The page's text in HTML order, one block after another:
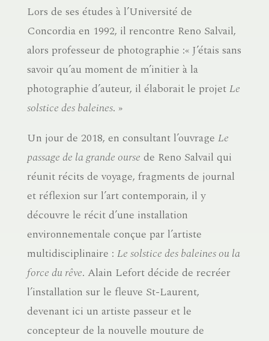
Lors de ses études à l’Université de
Concordia en 1992, il rencontre Reno Salvail,
alors professeur de photographie :« J’étais sans
savoir qu’au moment de m’initier à la
photographie d’auteur, il élaborait le projetLe
solstice des baleines. »
Un jour de 2018, en consultant l’ouvrage Le
passage de la grande ourse de Reno Salvail qui
réunit récits de voyage, fragments de journal
et réflexion sur l’art contemporain, il y
découvre le récit d’une installation
environnementale conçue par l’artiste
multidisciplinaire : Le solstice des baleines ou la
force du rêve. Alain Lefort décide de recréer
l’installation sur le fleuve St-Laurent,
devenant ici un artiste passeur et le
concepteur de la nouvelle mouture de